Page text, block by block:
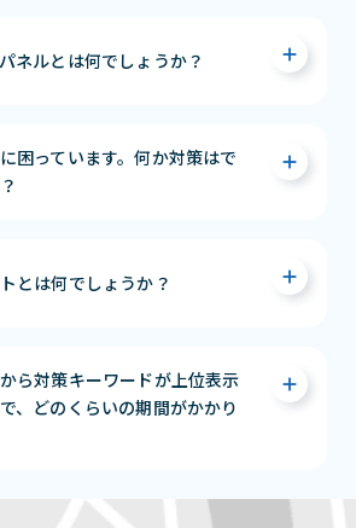
する（無料）
客活動ができる
属性」項目にて設定いただくこと
スルー」「テイクアウト」「高齢
間」など、サービスによって営業時
飲食店限定
ネスプロフィール管理画面の「情
性」から設定することができます。
デリバリー」のアイコンが出るように
ネルとは何でしょうか？
常のWebサイト検索結果が表示さ
はビジネスの詳細が表示されます。
する（無料）
困っています。何か対策はで
一括返信や、テンプレートでのク
過去からの店舗の接客レベルがあが
の確認ができ、日々のPDCAでより
業をすることが可能になります。
とは何でしょうか？
認できます。
索やGoogle マップが使われるか、
ような行動を取ったかの確認をす
ら対策キーワードが上位表示
、どのくらいの期間がかかり
MAPアルゴリズムや、GMBにリンク